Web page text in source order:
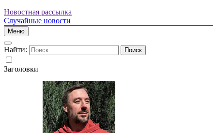
Новостная рассылка
Случайные новости
Меню
Найти:
Заголовки